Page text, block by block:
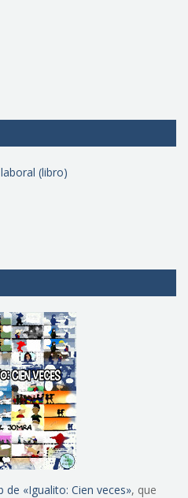
(libro)
de «Igualito: Cien veces», que